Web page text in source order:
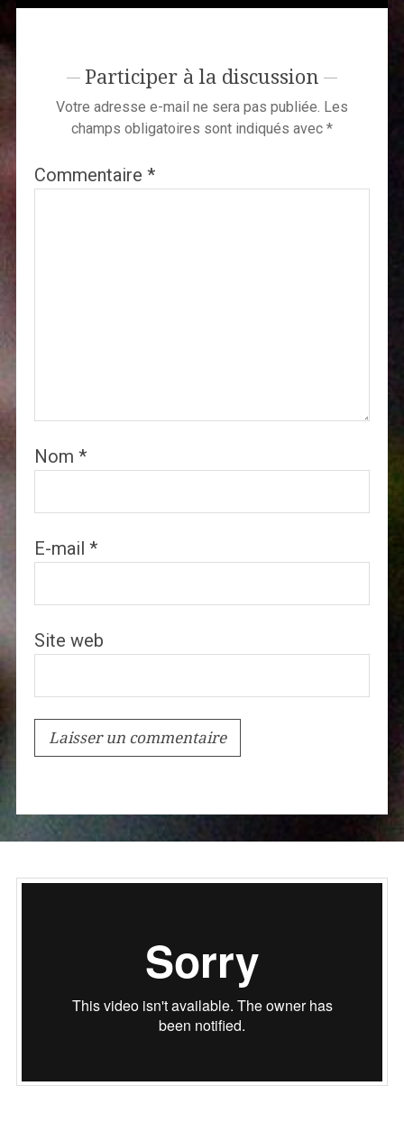
Participer à la discussion
Votre adresse e-mail ne sera pas publiée. Les
champs obligatoires sont indiqués avec *
Commentaire *
Nom *
E-mail *
Site web